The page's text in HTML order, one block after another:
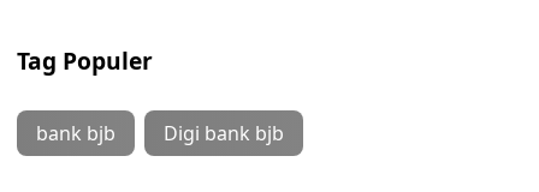
Tag Populer
bank bjb Digi bank bjb